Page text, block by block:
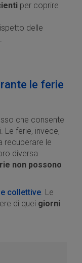
per coprire
delle
le ferie
che consente
Le ferie, invece,
recuperare le
diversa
non possono
collettive. Le
di quei giorni